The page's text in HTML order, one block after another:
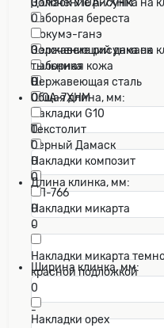
Дамаск У10А-7ХНМ
0
Нержавеющий дамаск
0
У10А-7ХНМ
0
Черный Дамаск
0
ЭП-766
0
Наборная береста
0
Наборная кожа
0
Накладки G10
0
Накладки композит
0
Накладки микарта
0
Накладки микарта
красной подложкой
0
Накладки орех
0
Мокумэ-ганэ
0
Нержавеющая сталь
0
Текстолит
0
Золочение рисунка на
0
Золочение рисунка на
тыльника
0
Общая длина, мм:
-
Длина клинка, мм:
-
Ширина клинка, мм:
-